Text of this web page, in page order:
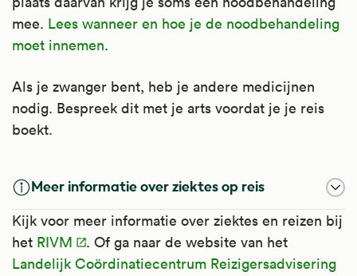
mee. Lees wanneer en hoe je de noodbehandeling
moet innemen.
Als je zwanger bent, heb je andere medicijnen
nodig. Bespreek dit met je arts voordat je je reis
boekt.
Meer informatie over ziektes op reis
Kijk voor meer informatie over ziektes en reizen bij
het RIVM
. Of ga naar de website van het
Landelijk Coördinatiecentrum Reizigersadvisering